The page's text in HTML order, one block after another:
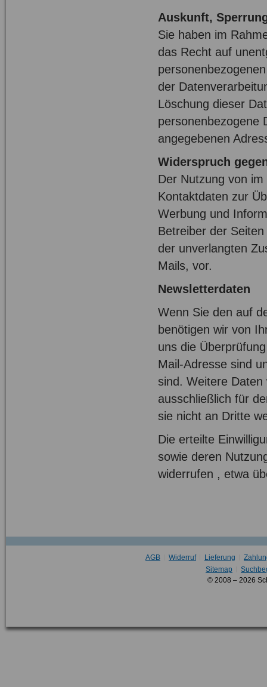
Auskunft,
Sie haben im
das Recht auf
der
Löschung dieser
personenbezogene
angegebenen
Widerspruch
Der Nutzung von
Kontaktdaten zur
Werbung und
Betreiber der
der unverlangten
Mails, vor.
Newsletterdaten
Wenn Sie den auf
benötigen wir von
uns die
Mail-Adresse sind
sind. Weitere
ausschließlich für
sie nicht an Dritte
Die erteilte
sowie deren
widerrufen , etwa
AGB Widerruf Lieferung
Sitemap
© 2008 – 2026